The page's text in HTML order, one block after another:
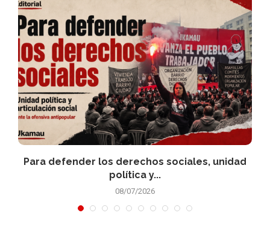
Para defender los derechos sociales, unidad
política y...
08/07/2026